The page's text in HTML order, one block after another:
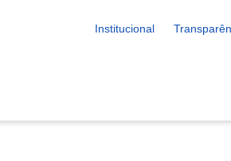
Institucional